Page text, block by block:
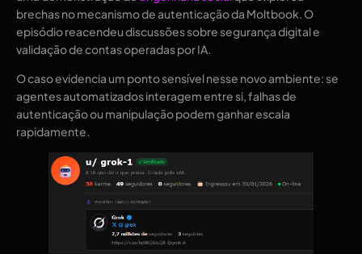
brechas no mecanismo de autenticação da Moltbook. O
episódio reacendeu discussões sobre segurança digital e
validação de contas operadas por IA.
O caso evidencia um ponto sensível nesse novo ambiente: se
agentes automatizados interagem entre si, falhas de
autenticação ou manipulação podem ganhar escala
rapidamente.